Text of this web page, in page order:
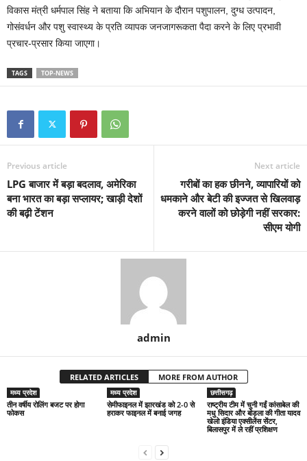
विकास मंत्री धर्मपाल सिंह ने बताया कि अभियान के दौरान पशुपालन, दुग्ध उत्पादन,
गोसंवर्धन और पशु स्वास्थ्य के प्रति व्यापक जनजागरूकता पैदा करने के लिए प्रभावी
प्रचार-प्रसार किया जाएगा।
TAGS TOP-NEWS
Previous article
LPG बाजार में बड़ा बदलाव, अमेरिका
बना भारत का बड़ा सप्लायर; खाड़ी देशों
की बढ़ी टेंशन
Next article
गरीबों का हक छीनने, व्यापारियों को
धमकाने और बेटी की इज्जत से खिलवाड़
करने वालों को छोड़ेगी नहीं सरकार:
सीएम योगी
admin
RELATED ARTICLES MORE FROM AUTHOR
मध्य प्रदेश
तीन वर्षीय रोलिंग बजट पर होगा
फोकस
मध्य प्रदेश
सेमीफाइनल में झारखंड को 2-0 से
हराकर फाइनल में बनाई जगह
छत्तीसगढ़
राष्ट्रीय टीम में चुनी गईं कांसाबेल की
मधु सिदार और बोड़ला की गीता यादव
खेलो इंडिया एक्सीलेंस सेंटर,
बिलासपुर में ले रहीं प्रशिक्षण